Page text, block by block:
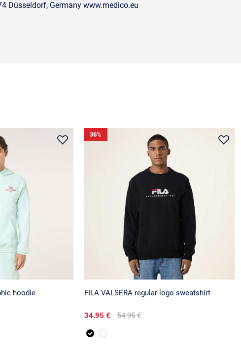
Düsseldorf, Germany www.medico.eu
hoodie FILA VALSERA regular logo sweatshirt
34.95 € 54.95 €
36%